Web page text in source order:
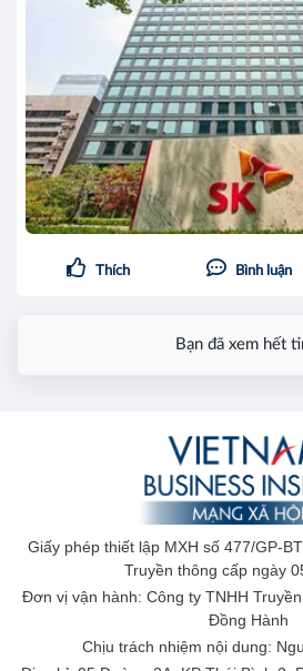
Thích Bình luận
Bạn đã xem hết
Giấy phép thiết lập MXH số 477/GP-
Truyền thông cấp ngày
Đơn vị vận hành: Công ty TNHH
Đồng Hành
Chịu trách nhiệm nội dung: